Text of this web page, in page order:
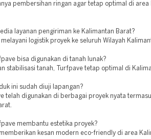
pembersihan ringan agar tetap optimal di area
layanan pengiriman ke Kalimantan Barat?
melayani logistik proyek ke seluruh Wilayah
bisa digunakan di tanah lunak?
stabilisasi tanah, Turfpave tetap optimal di
ini sudah diuji lapangan?
telah digunakan di berbagai proyek nyata
membantu estetika proyek?
kesan modern eco-friendly di area